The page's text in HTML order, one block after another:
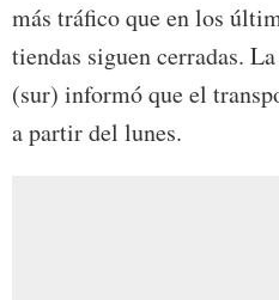
más tráfico que en los
tiendas siguen cerradas.
(sur) informó que el
a partir del lunes.